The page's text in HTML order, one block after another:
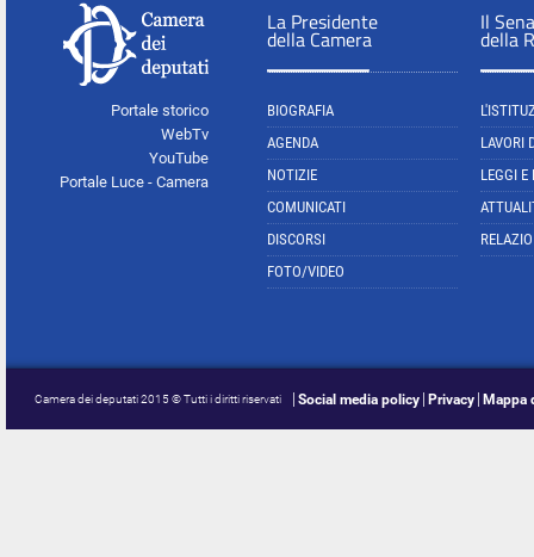
Portale storico
WebTv
YouTube
Portale Luce - Camera
La Presidente
della Camera
BIOGRAFIA
AGENDA
NOTIZIE
COMUNICATI
DISCORSI
FOTO/VIDEO
Il
della
LAVORI
LEGGI E
Camera dei deputati 2015 © Tutti i diritti riservati Social media policy Privacy Mappa